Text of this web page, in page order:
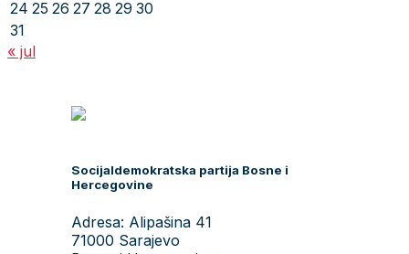
24 25 26 27 28 29 30
31
« jul
Socijaldemokratska partija Bosne i
Hercegovine
Adresa: Alipašina 41
71000 Sarajevo